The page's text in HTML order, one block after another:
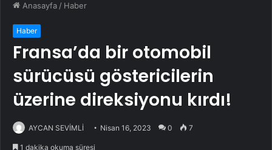
Anasayfa / Haber
Haber
Fransa’da bir otomobil
sürücüsü göstericilerin
üzerine direksiyonu kırdı!
AYCAN SEVİMLİ Nisan 16, 2023 0 7
1 dakika okuma süresi